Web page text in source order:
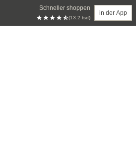
Schneller shoppen
(13.2 tsd)
in der App